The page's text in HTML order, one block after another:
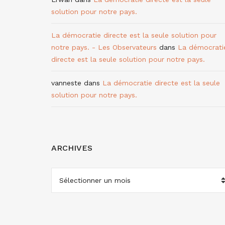
solution pour notre pays.
La démocratie directe est la seule solution pour
notre pays. - Les Observateurs dans La
directe est la seule solution pour notre pays.
vanneste dans La démocratie directe est la seule
solution pour notre pays.
ARCHIVES
ARCHIVES